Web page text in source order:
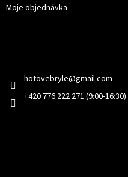
Moje objednávka
hotovebryle@gmail.com
+420 776 222 271 (9:00-16:30)